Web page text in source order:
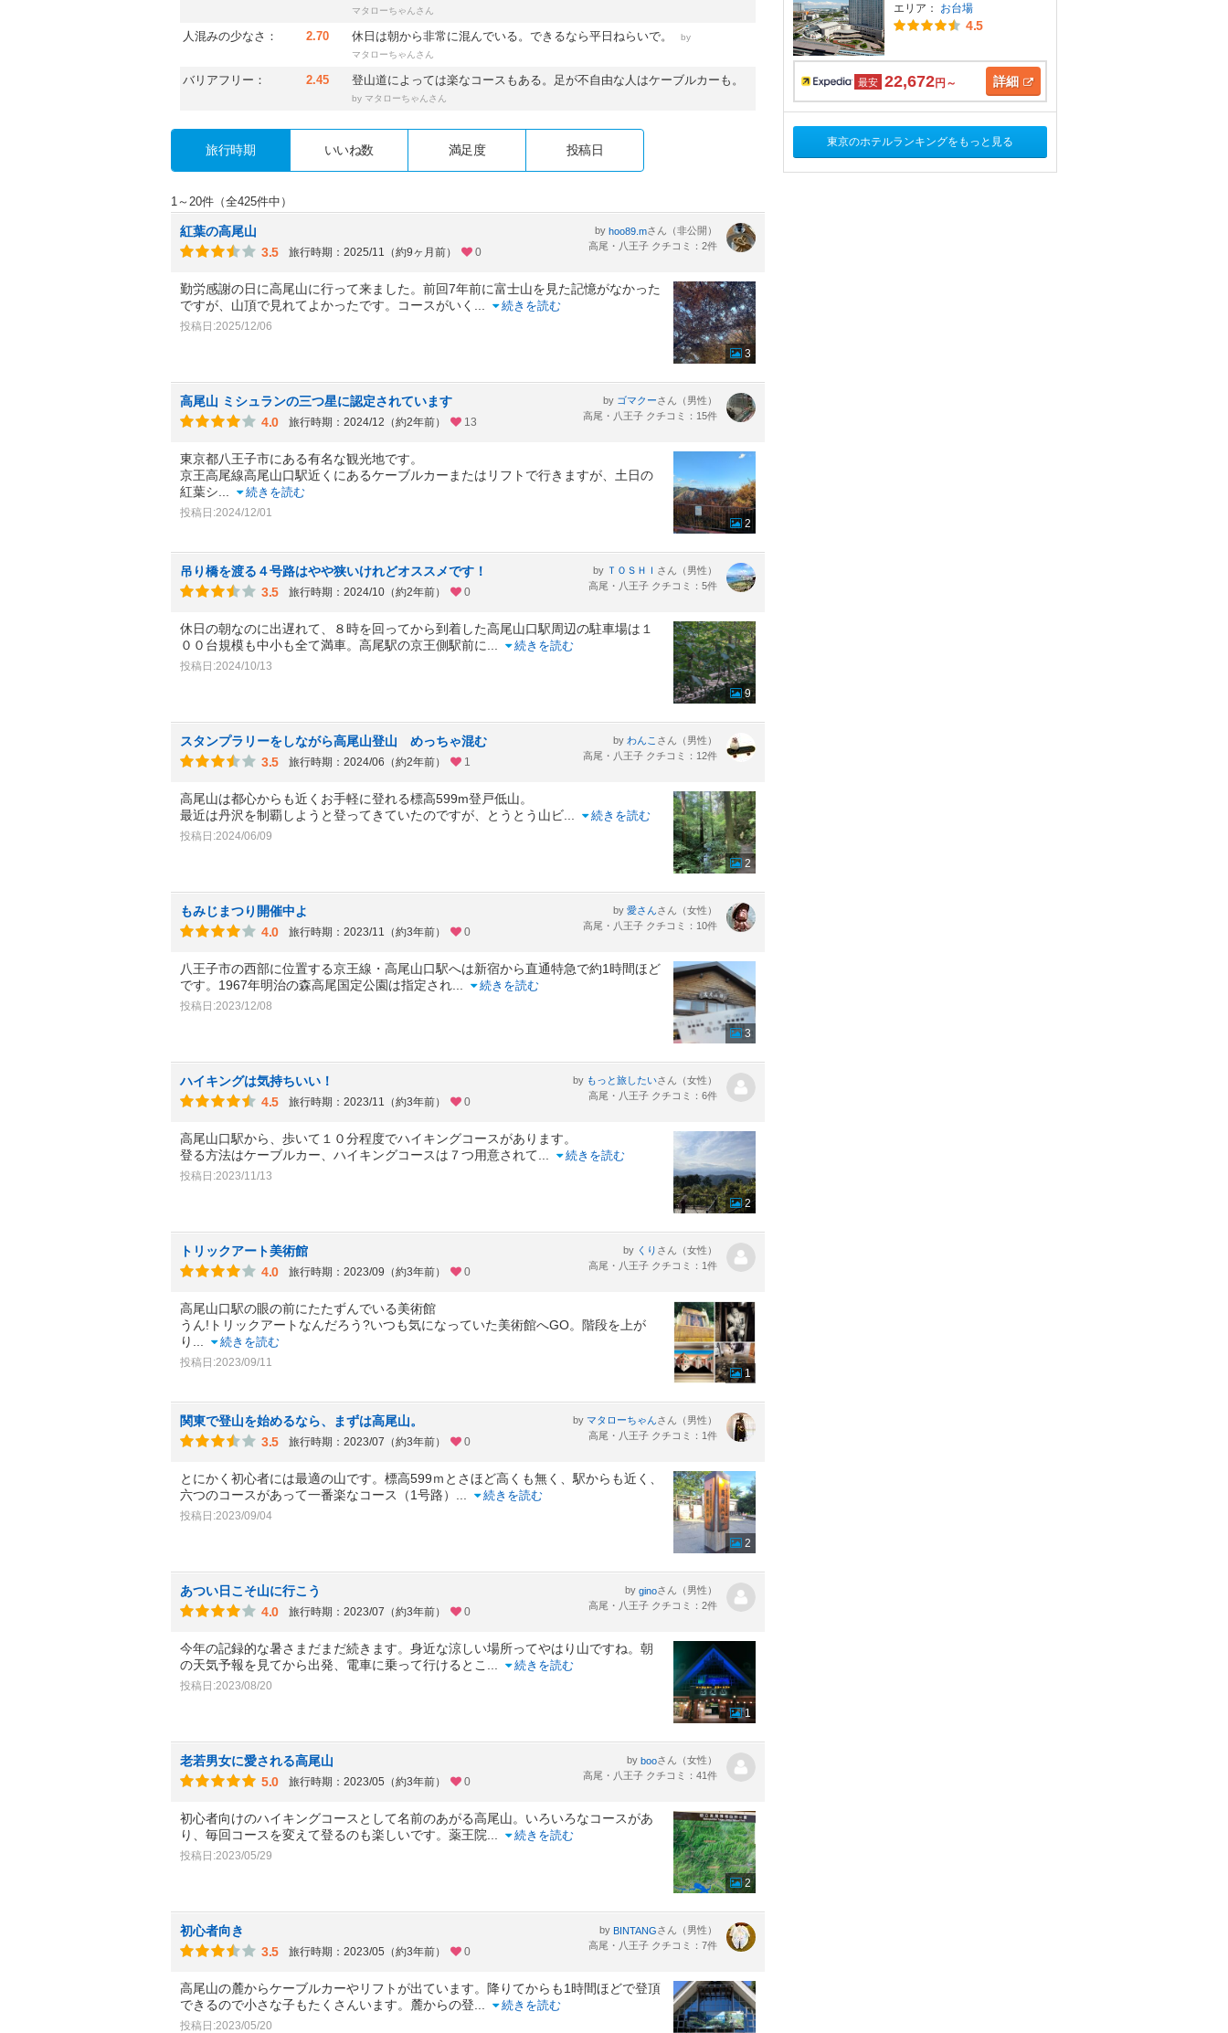
マタローちゃんさん
人混みの少なさ： 2.70 休日は朝から非常に混んでいる。できるなら平日ねらいで。
by
マタローちゃんさん
バリアフリー： 2.45 登山道によっては楽なコースもある。足が不自由な人はケーブルカーも。
by マタローちゃんさん
旅行時期 いいね数 満足度 投稿日
1～20件（全425件中）
紅葉の高尾山
3.5
旅行時期：2025/11（約9ヶ月前） 0
by hoo89.mさん（非公開）
高尾・八王子 クチコミ：2件
勤労感謝の日に高尾山に行って来ました。前回7年前に富士山を見た記憶がなかった
ですが、山頂で見れてよかったです。コースがいく
続きを読む
投稿日:2025/12/06
3
高尾山 ミシュランの三つ星に認定されています
4.0
旅行時期：2024/12（約2年前） 13
by ゴマクーさん（男性）
高尾・八王子 クチコミ：15件
東京都八王子市にある有名な観光地です。
京王高尾線高尾山口駅近くにあるケーブルカーまたはリフトで行きますが、土日の
紅葉シ
続きを読む
投稿日:2024/12/01
2
吊り橋を渡る４号路はやや狭いけれどオススメです！
3.5
旅行時期：2024/10（約2年前） 0
by ＴＯＳＨＩ さん（男性）
高尾・八王子 クチコミ：5件
休日の朝なのに出遅れて、８時を回ってから到着した高尾山口駅周辺の駐車場は１
００台規模も中小も全て満車。高尾駅の京王側駅前に
続きを読む
投稿日:2024/10/13
9
スタンプラリーをしながら高尾山登山 めっちゃ混む
3.5
旅行時期：2024/06（約2年前） 1
by わんこ さん（男性）
高尾・八王子 クチコミ：12件
高尾山は都心からも近くお手軽に登れる標高599m登戸低山。
最近は丹沢を制覇しようと登ってきていたのですが、とうとう山ビ
続きを読む
投稿日:2024/06/09
2
もみじまつり開催中よ
4.0
旅行時期：2023/11（約3年前） 0
by 愛さんさん（女性）
高尾・八王子 クチコミ：10件
八王子市の西部に位置する京王線・高尾山口駅へは新宿から直通特急で約1時間ほど
です。1967年明治の森高尾国定公園は指定され
続きを読む
投稿日:2023/12/08
3
ハイキングは気持ちいい！
4.5
旅行時期：2023/11（約3年前） 0
by もっと旅したいさん（女性）
高尾・八王子 クチコミ：6件
高尾山口駅から、歩いて１０分程度でハイキングコースがあります。
登る方法はケーブルカー、ハイキングコースは７つ用意されて
続きを読む
投稿日:2023/11/13
2
トリックアート美術館
4.0
旅行時期：2023/09（約3年前） 0
by くり さん（女性）
高尾・八王子 クチコミ：1件
高尾山口駅の眼の前にたたずんでいる美術館
うん!トリックアートなんだろう?いつも気になっていた美術館へGO。階段を上が
り
続きを読む
投稿日:2023/09/11
1
関東で登山を始めるなら、まずは高尾山。
3.5
旅行時期：2023/07（約3年前） 0
by マタローちゃんさん（男性）
高尾・八王子 クチコミ：1件
とにかく初心者には最適の山です。標高599ｍとさほど高くも無く、駅からも近く、
六つのコースがあって一番楽なコース（1号路）
続きを読む
投稿日:2023/09/04
2
あつい日こそ山に行こう
4.0
旅行時期：2023/07（約3年前） 0
by ginoさん（男性）
高尾・八王子 クチコミ：2件
今年の記録的な暑さまだまだ続きます。身近な涼しい場所ってやはり山ですね。朝
の天気予報を見てから出発、電車に乗って行けるとこ
続きを読む
投稿日:2023/08/20
1
老若男女に愛される高尾山
5.0
旅行時期：2023/05（約3年前） 0
by booさん（女性）
高尾・八王子 クチコミ：41件
初心者向けのハイキングコースとして名前のあがる高尾山。いろいろなコースがあ
り、毎回コースを変えて登るのも楽しいです。薬王院
続きを読む
投稿日:2023/05/29
2
初心者向き
3.5
旅行時期：2023/05（約3年前） 0
by BINTANGさん（男性）
高尾・八王子 クチコミ：7件
高尾山の麓からケーブルカーやリフトが出ています。降りてからも1時間ほどで登頂
できるので小さな子もたくさんいます。麓からの登
続きを読む
投稿日:2023/05/20
エリア： お台場
4.5
最安 22,672円～ 詳細
東京のホテルランキングをもっと見る